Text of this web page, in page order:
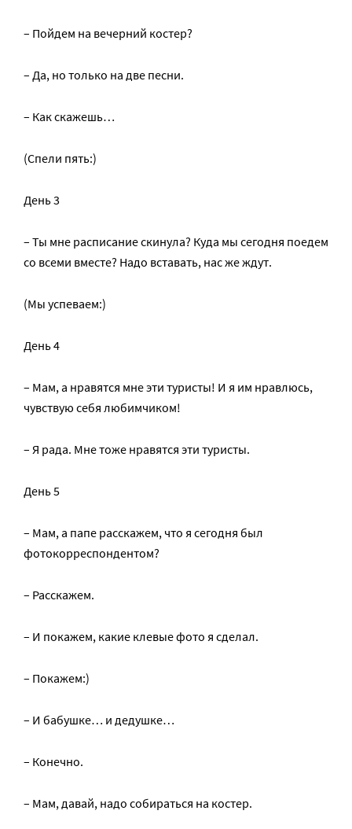
– Пойдем на вечерний костер?
– Да, но только на две песни.
– Как скажешь…
(Спели пять:)
День 3
– Ты мне расписание скинула? Куда мы сегодня поедем
со всеми вместе? Надо вставать, нас же ждут.
(Мы успеваем:)
День 4
– Мам, а нравятся мне эти туристы! И я им нравлюсь,
чувствую себя любимчиком!
– Я рада. Мне тоже нравятся эти туристы.
День 5
– Мам, а папе расскажем, что я сегодня был
фотокорреспондентом?
– Расскажем.
– И покажем, какие клевые фото я сделал.
– Покажем:)
– И бабушке… и дедушке…
– Конечно.
– Мам, давай, надо собираться на костер.